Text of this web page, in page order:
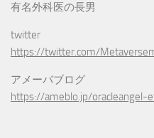
有名外科医の長男
twitter
https://twitter.com/
アメーバブログ
https://ameblo.jp/oracleangel-